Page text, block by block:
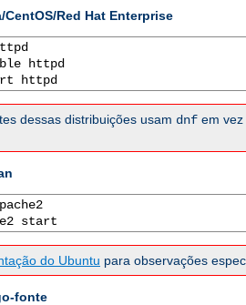
Red Hat Enterprise
httpd
httpd
dessas distribuições usam dnf em vez
start
do Ubuntu para observações
fonte